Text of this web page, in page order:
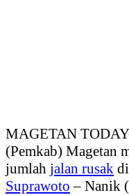
MAGETAN
(Pemkab) Magetan
jumlah jalan rusak
Suprawoto – Nanik